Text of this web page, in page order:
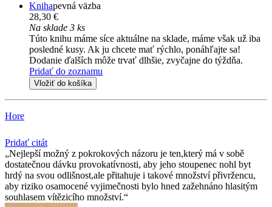
Knihapevná väzba
28,30 €
Na sklade 3 ks
Túto knihu máme síce aktuálne na sklade, máme však už iba
posledné kusy. Ak ju chcete mať rýchlo, ponáhľajte sa!
Dodanie ďalších môže trvať dlhšie, zvyčajne do týždňa.
Pridať do zoznamu
Vložiť do košíka
Hore
Pridať citát
Nejlepší možný z pokrokových názoru je ten,který má v sobě
dostatečnou dávku provokatívnosti, aby jeho stoupenec nohl byt
hrdý na svou odlišnost,ale přitahuje i takové množství přivržencu,
aby riziko osamocené vyjimečnosti bylo hned zažehnáno hlasitým
souhlasem vítězicího množství.